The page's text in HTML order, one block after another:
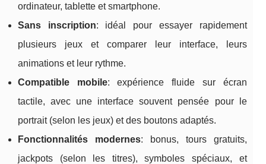
ordinateur, tablette et smartphone.
Sans inscription: idéal pour essayer rapidement
plusieurs jeux et comparer leur interface, leurs
animations et leur rythme.
Compatible mobile: expérience fluide sur écran
tactile, avec une interface souvent pensée pour le
portrait (selon les jeux) et des boutons adaptés.
Fonctionnalités modernes: bonus, tours gratuits,
jackpots (selon les titres), symboles spéciaux, et